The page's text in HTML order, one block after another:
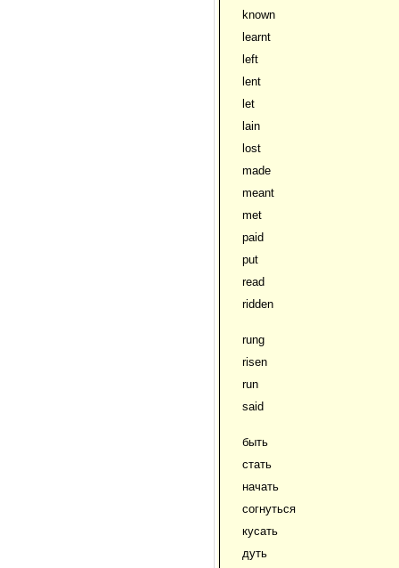
known
learnt
left
lent
let
lain
lost
made
meant
met
paid
put
read
ridden
rung
risen
run
said
быть
стать
начать
согнуться
кусать
дуть